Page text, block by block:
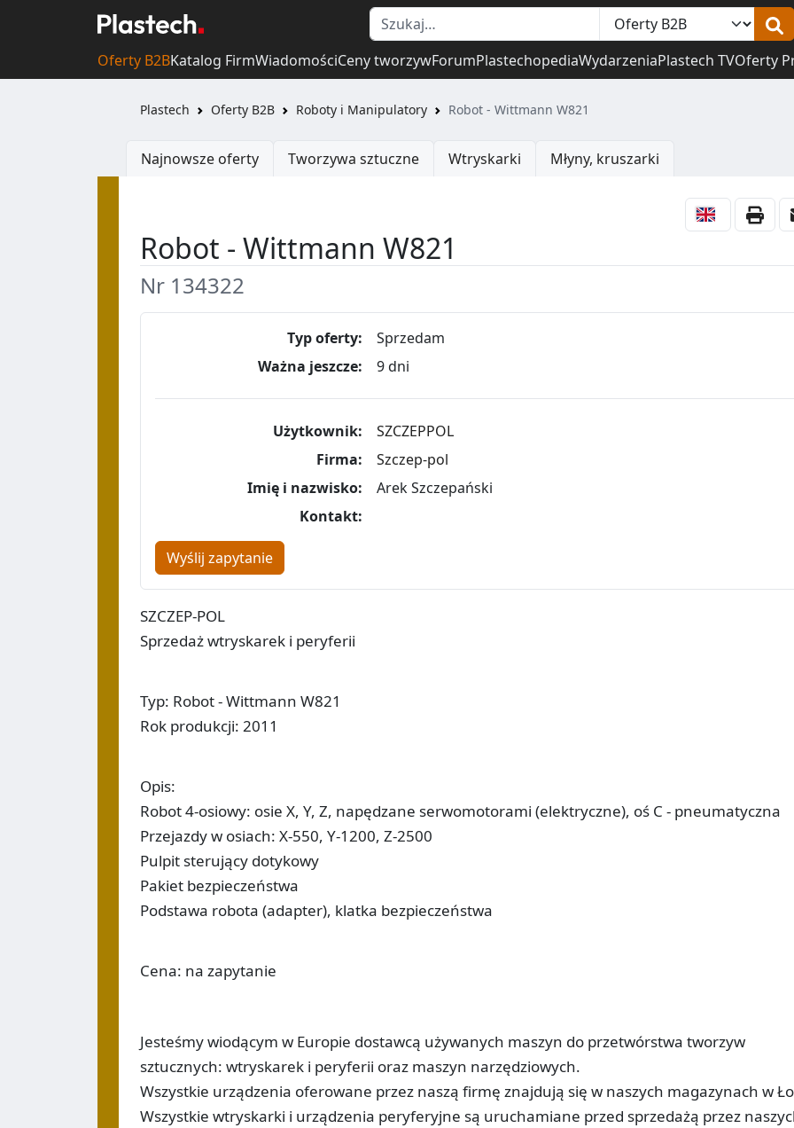
Oferty B2BKatalog FirmWiadomościCeny tworzywForumPlastechopediaWydarzeniaPlastech TVOferty
Plastech Oferty B2B Roboty i Manipulatory Robot - Wittmann W821
Najnowsze oferty Tworzywa sztuczne Wtryskarki Młyny, kruszarki
Robot - Wittmann W821
Nr 134322
Typ oferty:
Sprzedam
Ważna jeszcze:
9 dni
Użytkownik:
SZCZEPPOL
Firma:
Szczep-pol
Imię i nazwisko:
Arek Szczepański
Kontakt:
Wyślij zapytanie
SZCZEP-POL
Sprzedaż wtryskarek i peryferii
Typ: Robot - Wittmann W821
Rok produkcji: 2011
Opis:
Robot 4-osiowy: osie X, Y, Z, napędzane serwomotorami (elektryczne), oś C - pneumatyczna
Przejazdy w osiach: X-550, Y-1200, Z-2500
Pulpit sterujący dotykowy
Pakiet bezpieczeństwa
Podstawa robota (adapter), klatka bezpieczeństwa
Cena: na zapytanie
Jesteśmy wiodącym w Europie dostawcą używanych maszyn do przetwórstwa tworzyw
sztucznych: wtryskarek i peryferii oraz maszyn narzędziowych.
Wszystkie urządzenia oferowane przez naszą firmę znajdują się w naszych magazynach w
Wszystkie wtryskarki i urządzenia peryferyjne są uruchamiane przed sprzedażą przez